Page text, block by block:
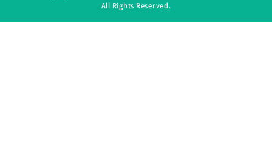
All Rights Reserved.